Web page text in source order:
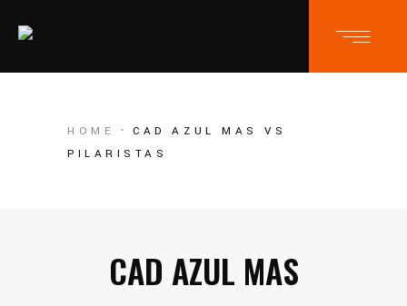
HOME
CAD AZUL MAS VS
PILARISTAS
CAD AZUL MAS